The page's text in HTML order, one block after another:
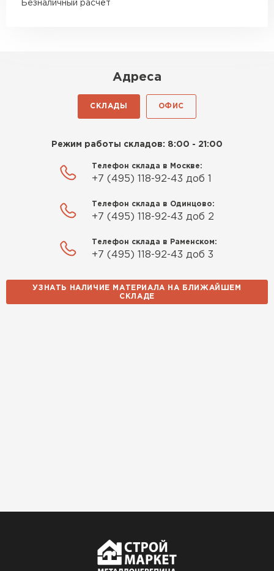
Безналичный расчёт
Адреса
СКЛАДЫ ОФИС
Режим работы складов: 8:00 - 21:00
Телефон склада в Москве:
+7 (495) 118-92-43 доб 1
Телефон склада в Одинцово:
+7 (495) 118-92-43 доб 2
Телефон склада в Раменском:
+7 (495) 118-92-43 доб 3
УЗНАТЬ НАЛИЧИЕ МАТЕРИАЛА НА БЛИЖАЙШЕМ
СКЛАДЕ